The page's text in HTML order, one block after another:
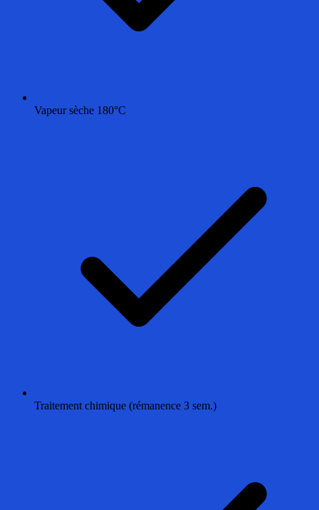
Vapeur sèche 180°C
Traitement chimique (rémanence 3 sem.)